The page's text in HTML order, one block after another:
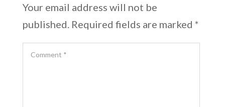
Your email address will not be
published. Required fields are marked *